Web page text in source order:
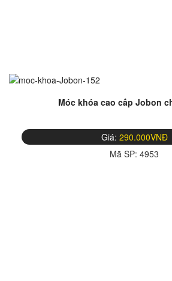
Móc khóa cao cấp Jobon
Giá: 290.000VNĐ
Mã SP: 4953